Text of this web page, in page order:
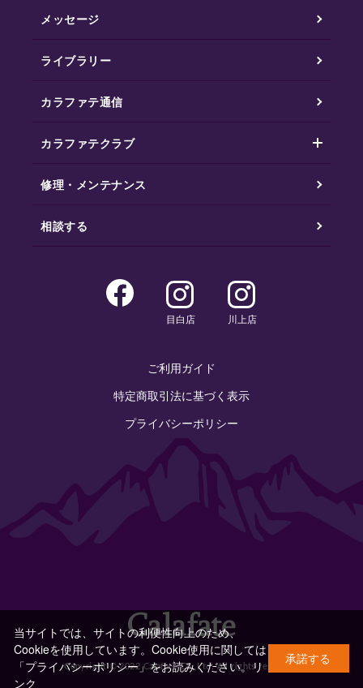
メッセージ
ライブラリー
カラファテ通信
カラファテクラブ
修理・メンテナンス
相談する
目白店 川上店
ご利用ガイド
特定商取引法に基づく表示
プライバシーポリシー
Copyright © 2022 Calafate Co.,Ltd. All rights reserved.
当サイトでは、サイトの利便性向上のため、
Cookieを使用しています。Cookie使用に関しては
「プライバシーポリシー」をお読みください。リ
ンク
承諾する